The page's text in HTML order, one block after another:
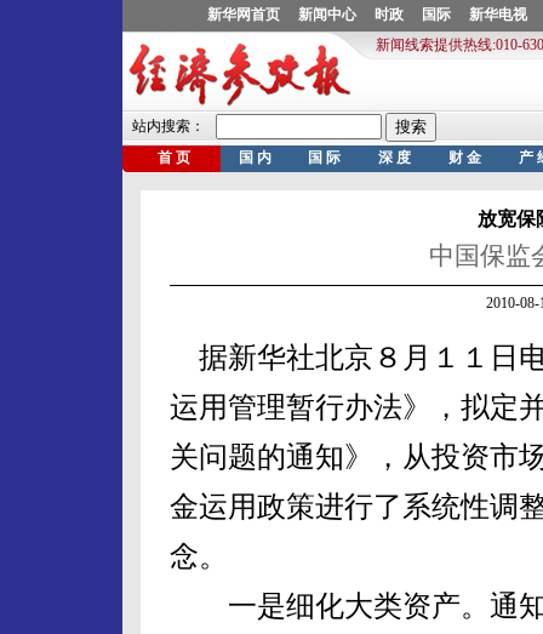
放宽保
中国保监
2010-
据新华社北京８月１１日
运用管理暂行办法》，拟定
关问题的通知》，从投资市
金运用政策进行了系统性调
念。
一是细化大类资产。通知